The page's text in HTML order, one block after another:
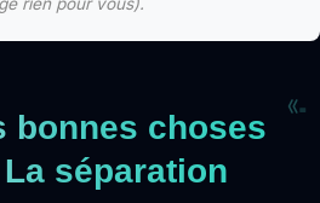
bonnes choses
séparation